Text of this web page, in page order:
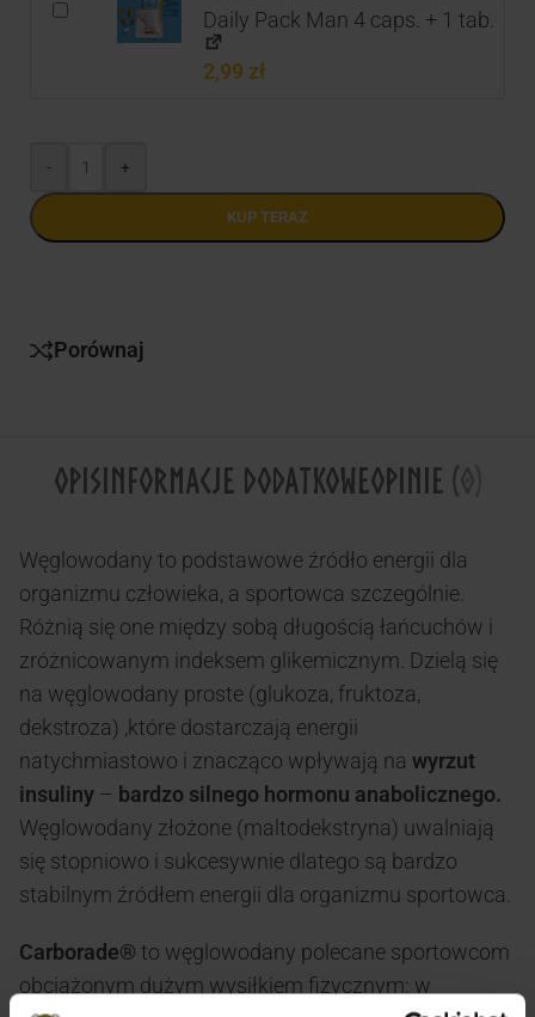
Daily Pack Man 4 caps. + 1 tab.
2,99 zł
- +
KUP TERAZ
Porównaj
OPISINFORMACJE DODATKOWEOPINIE (0)
Węglowodany to podstawowe źródło energii dla
organizmu człowieka, a sportowca szczególnie.
Różnią się one między sobą długością łańcuchów i
zróżnicowanym indeksem glikemicznym. Dzielą się
na węglowodany proste (glukoza, fruktoza,
dekstroza) ,które dostarczają energii
natychmiastowo i znacząco wpływają nawyrzut
insuliny – bardzo silnego hormonu anabolicznego.
Węglowodany złożone (maltodekstryna) uwalniają
się stopniowo i sukcesywnie dlatego są bardzo
stabilnym źródłem energii dla organizmu sportowca.
Carborade® to węglowodany polecane sportowcom
obciążonym dużym wysiłkiem fizycznym: w